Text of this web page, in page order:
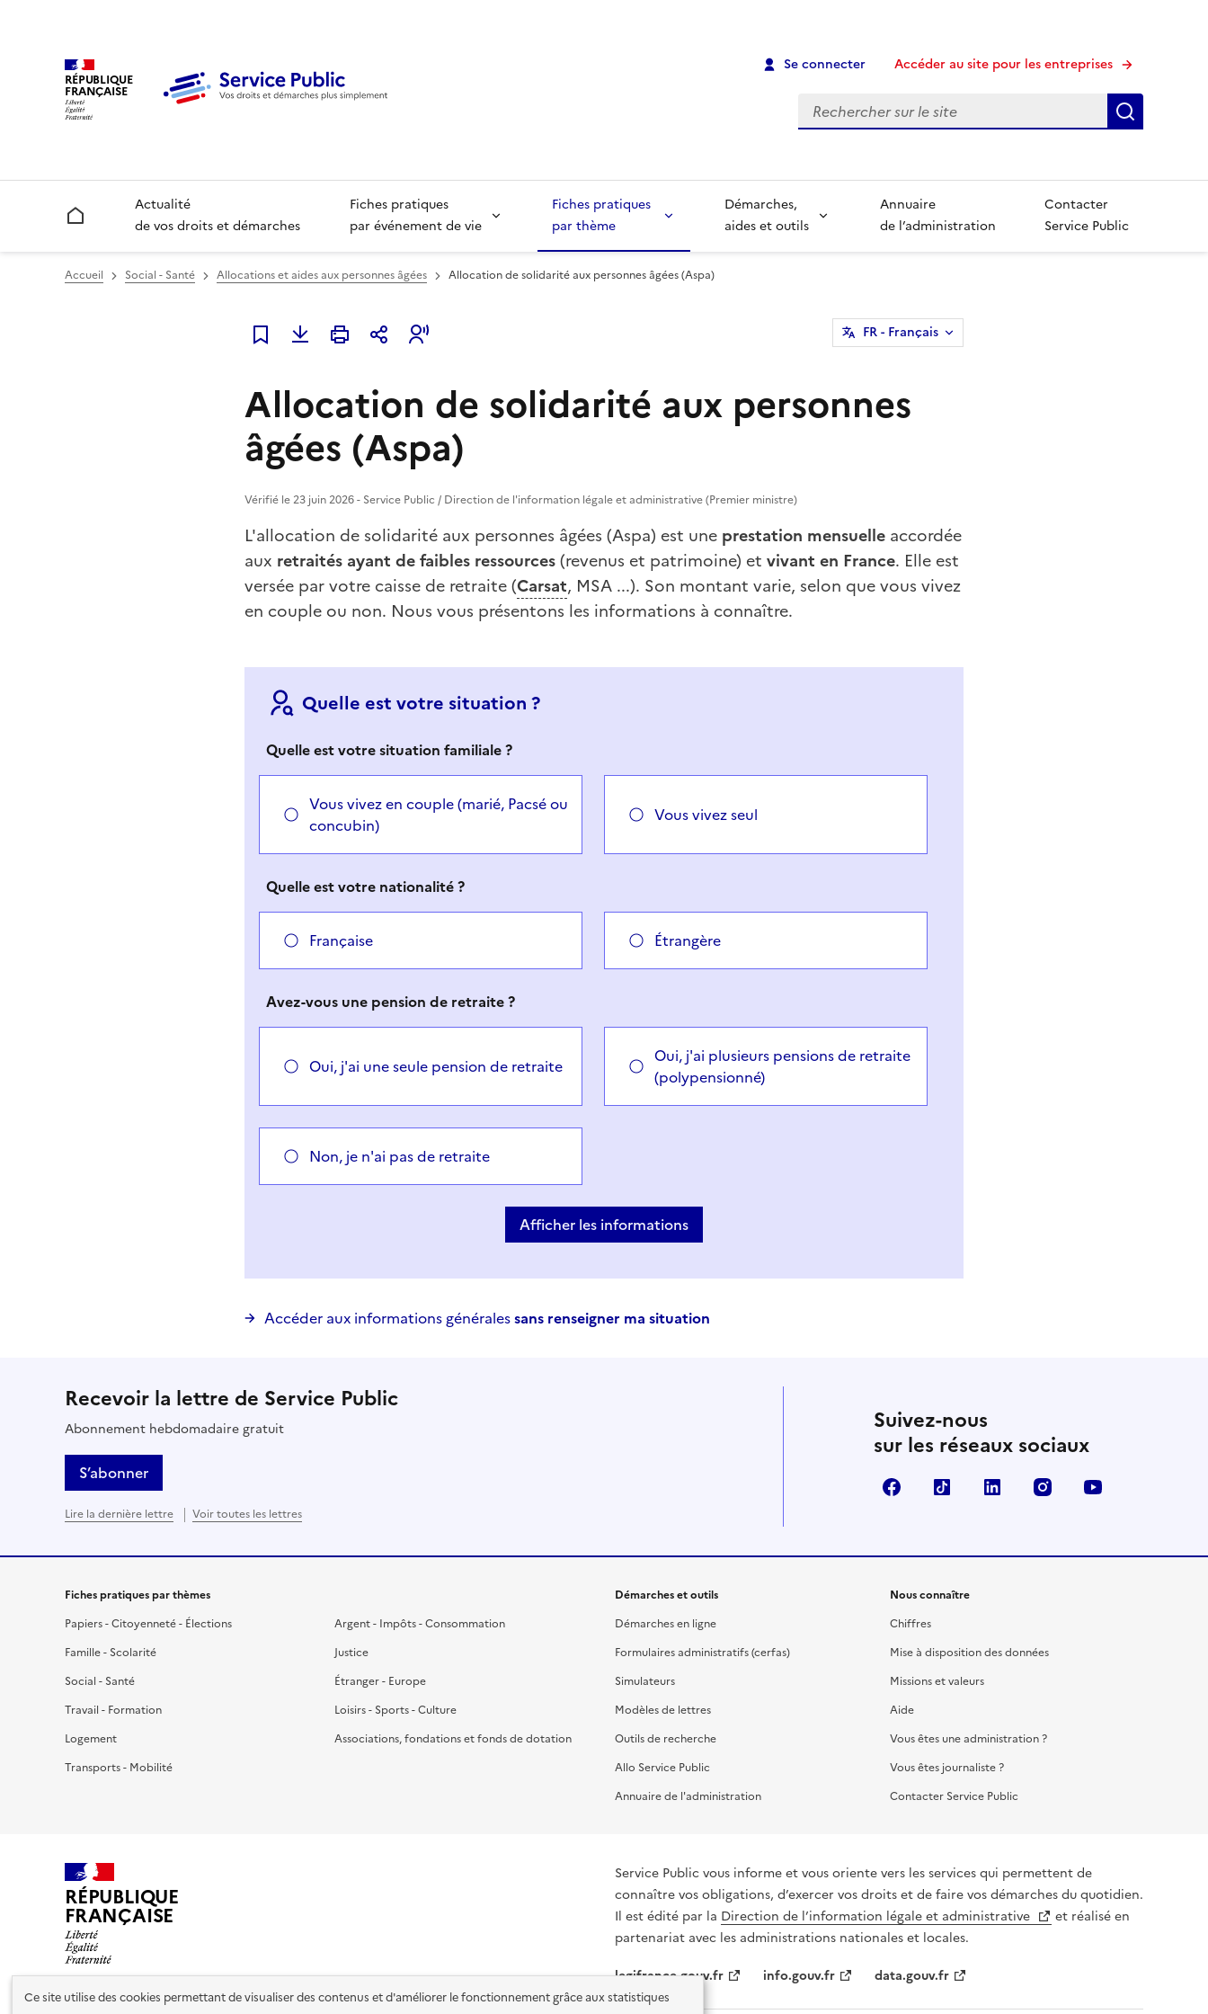
Ce site utilise des cookies permettant de visualiser des contenus et d'améliorer le fonctionnement grâce aux statistiques
RÉPUBLIQUE
FRANÇAISE
Se connecter Accéder au site pour les entreprises
Recherche
Accueil
Actualité
de vos droits et démarches
Fiches pratiques
par événement de vie
Fiches pratiques
par thème
Démarches,
aides et outils
Annuaire
de l’administration
Contacter
Service Public
Accueil Social - Santé Allocations et aides aux personnes âgées Allocation de solidarité aux personnes âgées (Aspa)
Ajouter à mes favoris
FR- Français
Allocation de solidarité aux personnes
âgées (Aspa)
Vérifié le 23 juin 2026 - Service Public / Direction de l'information légale et administrative (Premier ministre)
L'allocation de solidarité aux personnes âgées (Aspa) est une prestation mensuelle accordée
aux retraités ayant de faibles ressources(revenus et patrimoine) et vivant en France. Elle est
versée par votre caisse de retraite (Carsat, MSA ...). Son montant varie, selon que vous vivez
en couple ou non. Nous vous présentons les informations à connaître.
Quelle est votre situation ?
Quelle est votre situation familiale ?
Vous vivez en couple (marié, Pacsé ou
concubin)
Vous vivez seul
Quelle est votre nationalité ?
Française Étrangère
Avez-vous une pension de retraite ?
Oui, j'ai une seule pension de retraite
Oui, j'ai plusieurs pensions de retraite
(polypensionné)
Non, je n'ai pas de retraite
Afficher les informations
Accéder aux informations généralessans renseigner ma situation
Recevoir la lettre de Service Public
Abonnement hebdomadaire gratuit
S’abonner
Lire la dernière lettre Voir toutes les lettres
Suivez-nous
sur les réseaux sociaux
FacebookTikTok LinkedIn Instagram
Fiches pratiques par thèmes
Papiers - Citoyenneté - Élections
Famille - Scolarité
Social - Santé
Travail - Formation
Logement
Transports - Mobilité
Argent - Impôts - Consommation
Justice
Étranger - Europe
Loisirs - Sports - Culture
Associations, fondations et fonds de dotation
Démarches et outils
Démarches en ligne
Formulaires administratifs (cerfas)
Simulateurs
Modèles de lettres
Outils de recherche
Allo Service Public
Annuaire de l'administration
Nous connaître
Chiffres
Mise à disposition des données
Missions et valeurs
Aide
Vous êtes une administration ?
Vous êtes journaliste ?
Contacter Service Public
RÉPUBLIQUE
FRANÇAISE
Service Public vous informe et vous oriente vers les services qui permettent de
connaître vos obligations, d’exercer vos droits et de faire vos démarches du quotidien.
Il est édité par la Direction de l’information légale et administrative
et réalisé en
partenariat avec les administrations nationales et locales.
legifrance.gouv.fr
info.gouv.fr data.gouv.fr